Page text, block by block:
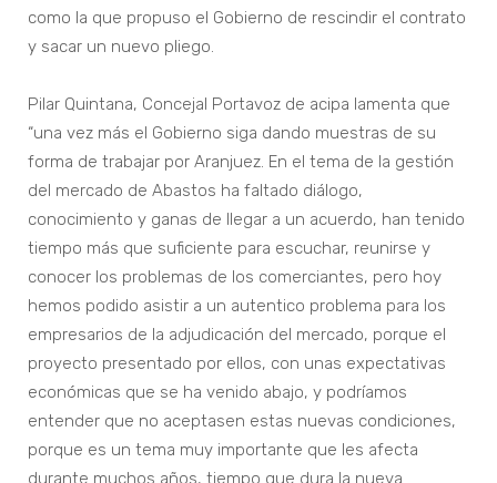
como la que propuso el Gobierno de rescindir el contrato
y sacar un nuevo pliego.
Pilar Quintana, Concejal Portavoz de acipa lamenta que
“una vez más el Gobierno siga dando muestras de su
forma de trabajar por Aranjuez. En el tema de la gestión
del mercado de Abastos ha faltado diálogo,
conocimiento y ganas de llegar a un acuerdo, han tenido
tiempo más que suficiente para escuchar, reunirse y
conocer los problemas de los comerciantes, pero hoy
hemos podido asistir a un autentico problema para los
empresarios de la adjudicación del mercado, porque el
proyecto presentado por ellos, con unas expectativas
económicas que se ha venido abajo, y podríamos
entender que no aceptasen estas nuevas condiciones,
porque es un tema muy importante que les afecta
durante muchos años, tiempo que dura la nueva